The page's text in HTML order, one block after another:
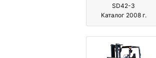
SD42-3
Каталог 2008 г.